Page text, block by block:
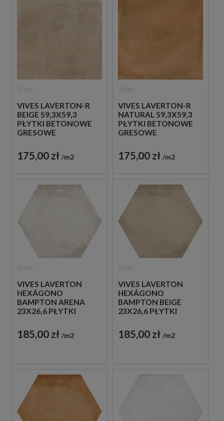
VIVES LAVERTON-R
BEIGE 59,3X59,3
PŁYTKI BETONOWE
GRESOWE
175,00 zł m2
VIVES LAVERTON-R
NATURAL 59,3X59,3
PŁYTKI BETONOWE
GRESOWE
175,00 zł m2
VIVES LAVERTON
HEXÁGONO
BAMPTON ARENA
23X26,6 PŁYTKI
GRESOWE
185,00 zł m2
VIVES LAVERTON
HEXÁGONO
BAMPTON BEIGE
23X26,6 PŁYTKI
GRESOWE
185,00 zł m2